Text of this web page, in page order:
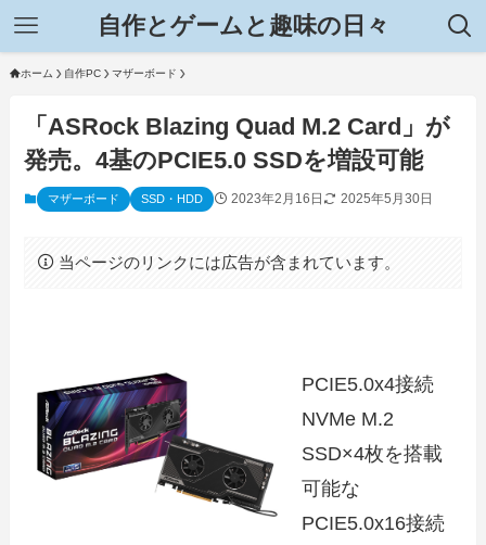
自作とゲームと趣味の日々
ホーム 自作PC マザーボード
「ASRock Blazing Quad M.2 Card」が
発売。4基のPCIE5.0 SSDを増設可能
マザーボード SSD・HDD 2023年2月16日 2025年5月30日
当ページのリンクには広告が含まれています。
PCIE5.0x4接続
NVMe M.2
SSD×4枚を搭載
可能な
PCIE5.0x16接続